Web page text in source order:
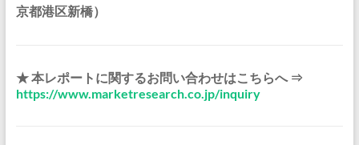
京都港区新橋）
★ 本レポートに関するお問い合わせはこちらへ ⇒
https://www.marketresearch.co.jp/inquiry